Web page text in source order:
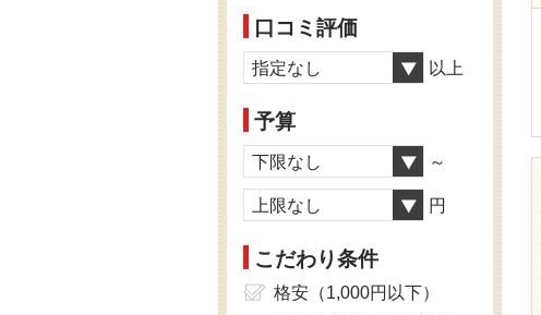
口コミ評価
指定なし 以上
予算
下限なし ～
上限なし 円
こだわり条件
格安（1,000円以下）